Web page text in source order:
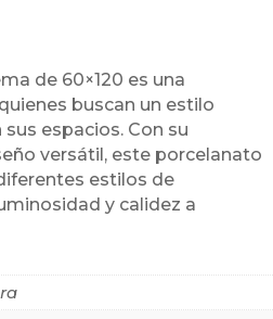
de 60×120 es una
buscan un estilo
espacios. Con su
versátil, este porcelanato
estilos de
y calidez a